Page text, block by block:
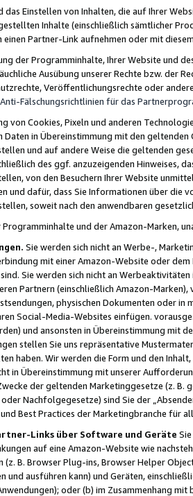
das Einstellen von Inhalten, die auf Ihrer
Inhalte (einschließlich sämtlicher
einen Partner-Link aufnehmen oder mit
der Programminhalte, Ihrer Website und
Ausübung unserer Rechte bzw. der
Veröffentlichungsrechte oder
Fälschungsrichtlinien für das
von Cookies, Pixeln und anderen
Daten in Übereinstimmung mit den
und auf andere Weise die geltenden
des ggf. anzuzeigenden Hinweises,
von den Besuchern Ihrer Website
und dafür, dass Sie Informationen über die
soweit nach den anwendbaren
und der Amazon-Marken,
Sie werden sich nicht an Werbe-,
mit einer Amazon-Website oder
Sie werden sich nicht an
Partnern (einschließlich Amazon-
physischen Dokumenten oder in
Social-Media-Websites einfügen.
und ansonsten in Übereinstimmung mit
stellen Sie uns repräsentative
haben. Wir werden die Form und den
in Übereinstimmung mit unserer
der geltenden Marketinggesetze (z. B.
Nachfolgegesetze) sind Sie der
Best Practices der Marketingbranche für
Links über Software und Geräte
auf eine Amazon-Website wie
B. Browser Plug-ins, Browser Helper
und ausführen kann) und Geräten,
oder (b) im Zusammenhang